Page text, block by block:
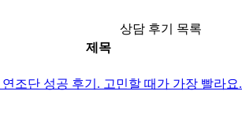
상담 후기 목록
제목
조단 성공 후기. 고민할 때가 가장 빨라요.